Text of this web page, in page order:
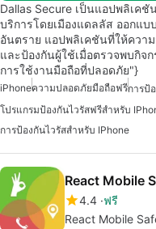
Dallas Secure เป็นแอปพลิเค
บริการโดยเมืองแดลลัส ออกแ
อันตราย แอปพลิเคชันที่ให้ควา
และป้องกันผู้ใช้เมื่อตรวจพบกิจ
การใช้งานมือถือที่ปลอดภัย"}
iPhoneความปลอดภัยมือถือฟรีการป้
โปรแกรมป้องกันไวรัสฟรีสำหรับ
การป้องกันไวรัสสำหรับ IPhone
React Mobile
4.4 ฟรี
React Mobile